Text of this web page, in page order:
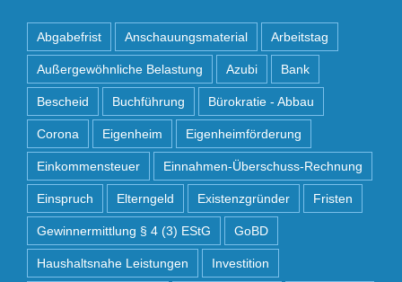
Abgabefrist Anschauungsmaterial Arbeitstag
Außergewöhnliche Belastung Azubi Bank
Bescheid Buchführung Bürokratie - Abbau
Corona Eigenheim Eigenheimförderung
Einkommensteuer Einnahmen-Überschuss-Rechnung
Einspruch Elterngeld Existenzgründer Fristen
Gewinnermittlung § 4 (3) EStG GoBD
Haushaltsnahe Leistungen Investition